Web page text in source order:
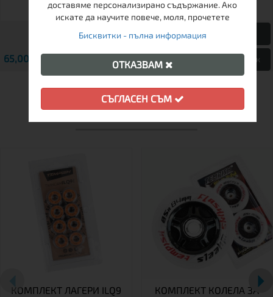
65,00 € / 127.13 лв. Виж Виж
ДРУГИ КЛИЕНТИ ХАРЕСАХА
КОМПЛЕКТ ЛАГЕРИ ILQ9
КОМПЛЕКТ КОЛЕЛА ЗА
доставяме персонализирано съдържание. Ако
искате да научите повече, моля, прочетете
Бисквитки - пълна информация
ОТКАЗВАМ
СЪГЛАСЕН СЪМ